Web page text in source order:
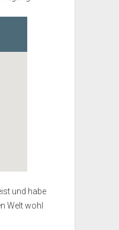
und habe
Welt wohl